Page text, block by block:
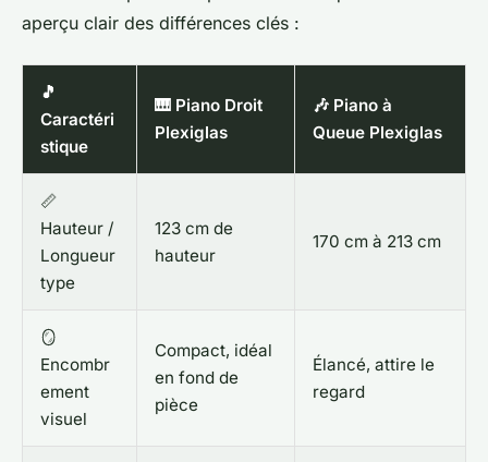
aperçu clair des différences clés :
🎵
Caractéri
stique
🎹 Piano Droit
Plexiglas
🎶 Piano à
Queue Plexiglas
📏
Hauteur /
Longueur
type
123 cm de
hauteur
170 cm à 213 cm
🪞
Encombr
ement
visuel
Compact, idéal
en fond de
pièce
Élancé, attire le
regard